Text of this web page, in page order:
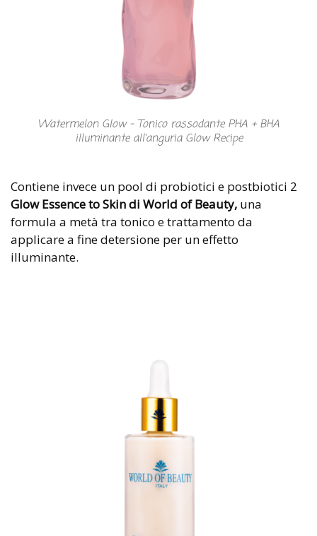
Watermelon Glow – Tonico rassodante PHA + BHA
illuminante all’anguria Glow Recipe
Contiene invece un pool di probiotici e postbiotici 2
Glow Essence to Skin di World of Beauty, una
formula a metà tra tonico e trattamento da
applicare a fine detersione per un effetto
illuminante.